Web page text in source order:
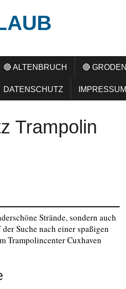
🔴 ALTENBRUCH 🔴 GRODEN
DATENSCHUTZ IMPRESSUM
Trampolin
Strände, sondern auch
Suche nach einer spaßigen
Trampolincenter Cuxhaven